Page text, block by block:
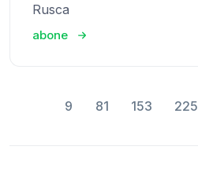
Rusca
abone
9 81 153 225